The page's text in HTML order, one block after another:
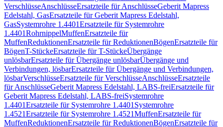
VerschlüsseAnschlüsseErsatzteile für AnschlüsseGeberit Mapress
Edelstahl, GasErsatzteile für Geberit Mapress Edelstahl,
GasSystemrohre 1.4401Ersatzteile für Systemrohre
1.4401RohrnippelMuffenErsatzteile für
MuffenReduktionenErsatzteile für ReduktionenBögenErsatzteile für
BögenT-StückeErsatzteile für T-StückeÜbergänge
unlösbarErsatzteile für Übergänge unlösbarÜbergänge und
Verbindungen, lösbarErsatzteile für Übergänge und Verbindungen,
lösbarVerschlüsseErsatzteile für VerschlüsseAnschlüsseErsatzteile
für AnschlüsseGeberit Mapress Edelstahl, LABS-freiErsatzteile für
Geberit Mapress Edelstahl, LABS-freiSystemrohre
1.4401Ersatzteile für Systemrohre 1.4401 Systemrohre
1.4521Ersatzteile für Systemrohre 1.4521MuffenErsatzteile für
MuffenReduktionenErsatzteile für ReduktionenBögenErsatzteile für